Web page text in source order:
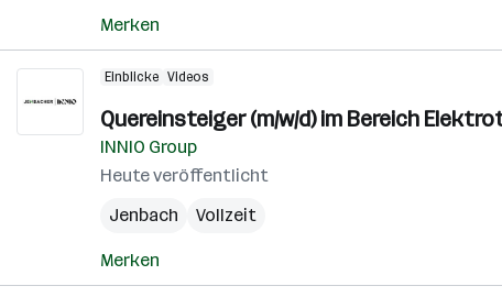
Merken
Einblicke Videos
Quereinsteiger (m/w/d) im Bereich
INNIO Group
Heute veröffentlicht
Jenbach
Vollzeit
Merken